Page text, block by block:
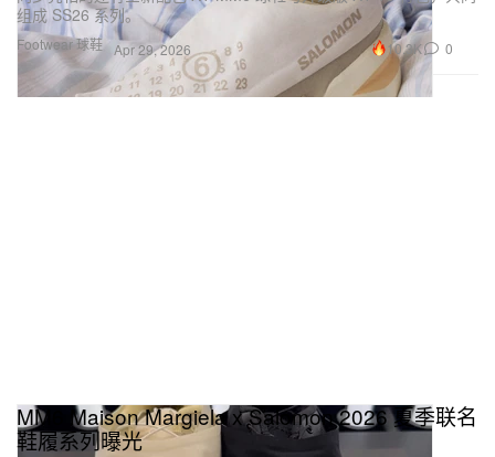
Footwear 球鞋
组成 SS26 系列。
Apr 29, 2026 10.3K 0
MM6 Maison Margiela x Salomon 2026 夏季联名
鞋履系列曝光